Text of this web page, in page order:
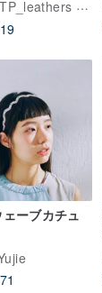
カバー
ポセイトン・レザーアトリエ
ーブカチュ